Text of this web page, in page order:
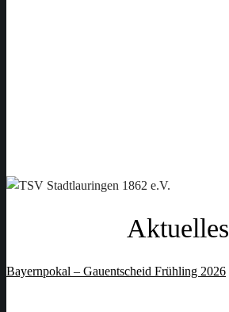
Aktuelles
Bayernpokal – Gauentscheid Frühling 2026